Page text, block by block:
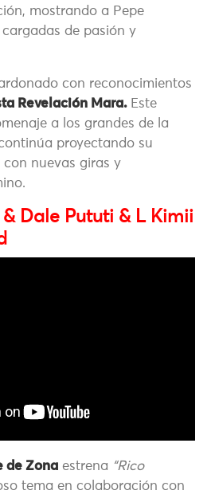
mostrando a Pepe
de pasión y
con reconocimientos
Revelación Mara. Este
a los grandes de la
proyectando su
nuevas giras y
Dale Pututi & L Kimii
de Zona estrena “Rico
tema en colaboración con